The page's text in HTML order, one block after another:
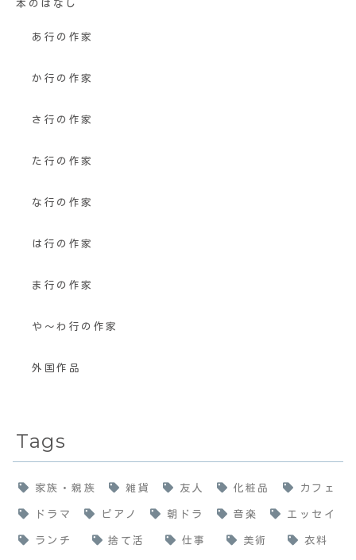
本のはなし
あ行の作家
か行の作家
さ行の作家
た行の作家
な行の作家
は行の作家
ま行の作家
や〜わ行の作家
外国作品
Tags
家族・親族 雑貨 友人 化粧品 カフェ
ドラマ ピアノ 朝ドラ 音楽 エッセイ
ランチ 捨て活 仕事 美術 衣料